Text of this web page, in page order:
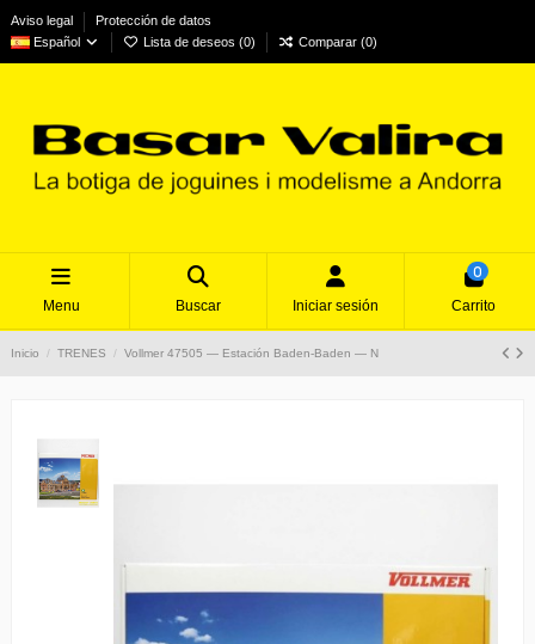
Aviso legal
Protección de datos
Español
Lista de deseos (0) Comparar (0)
Menu Buscar Iniciar sesión
0
Carrito
Inicio TRENES Vollmer 47505 — Estación Baden-Baden — N